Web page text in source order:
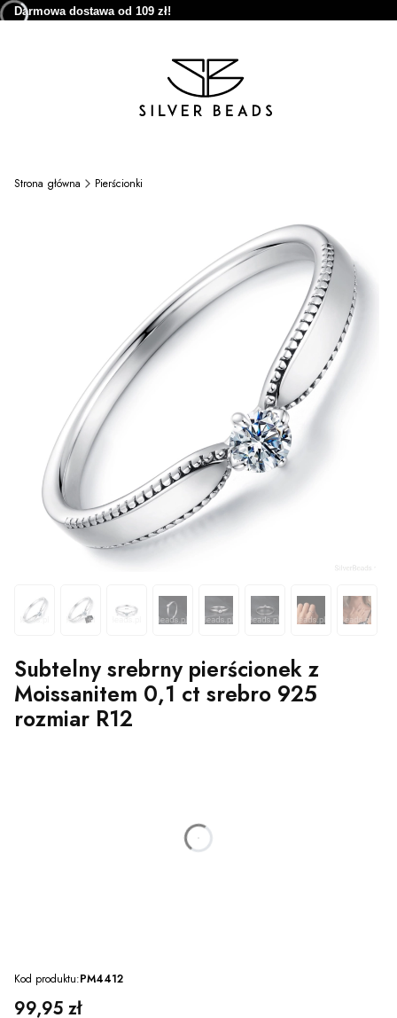
Darmowa dostawa od 109 zł!
Strona główna Pierścionki
Subtelny srebrny pierścionek z
Moissanitem 0,1 ct srebro 925
rozmiar R12
godzin
Kod produktu:PM4412
Cena
99,95 zł